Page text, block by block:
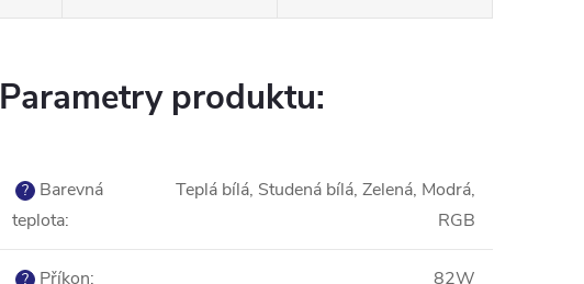
Parametry produktu:
? Barevná
teplota:
Teplá bílá, Studená bílá, Zelená, Modrá,
RGB
? Příkon: 82W